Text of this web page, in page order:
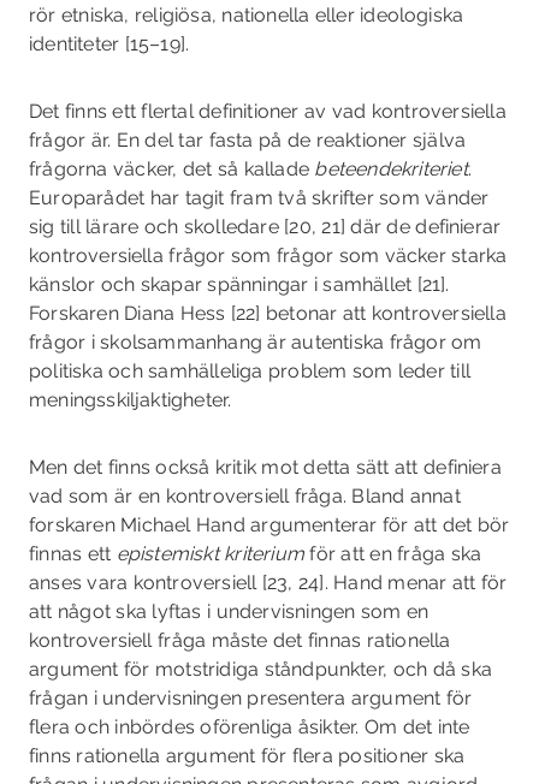
rör etniska, religiösa, nationella eller ideologiska
identiteter [15–19].
Det finns ett flertal definitioner av vad kontroversiella
frågor är. En del tar fasta på de reaktioner själva
frågorna väcker, det så kallade beteendekriteriet.
Europarådet har tagit fram två skrifter som vänder
sig till lärare och skolledare [20, 21] där de definierar
kontroversiella frågor som frågor som väcker starka
känslor och skapar spänningar i samhället [21].
Forskaren Diana Hess [22] betonar att kontroversiella
frågor i skolsammanhang är autentiska frågor om
politiska och samhälleliga problem som leder till
meningsskiljaktigheter.
Men det finns också kritik mot detta sätt att definiera
vad som är en kontroversiell fråga. Bland annat
forskaren Michael Hand argumenterar för att det bör
finnas ett epistemiskt kri­teriumför att en fråga ska
anses vara kontroversiell [23, 24]. Hand menar att för
att något ska lyftas i undervisningen som en
kontroversiell fråga måste det finnas rationella
argument för motstridiga ståndpunkter, och då ska
frågan i undervisningen presentera argument för
flera och inbördes oförenliga åsikter. Om det inte
finns rationella argument för flera positioner ska